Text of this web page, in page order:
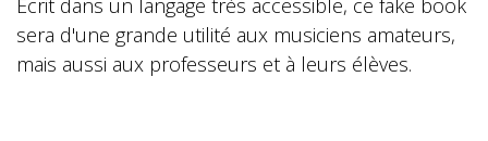
sera d'une grande utilité aux musiciens amateurs,
mais aussi aux professeurs et à leurs élèves.